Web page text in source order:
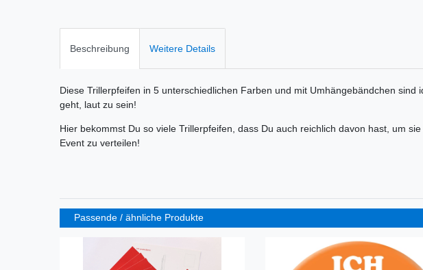
Beschreibung Weitere Details
Diese Trillerpfeifen in 5 unterschiedlichen Farben und mit Umhängebändchen sind
geht, laut zu sein!
Hier bekommst Du so viele Trillerpfeifen, dass Du auch reichlich davon hast, um
Event zu verteilen!
Passende / ähnliche Produkte